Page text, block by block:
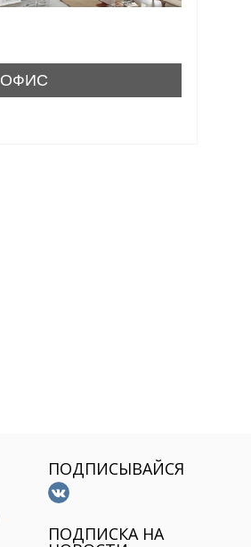
ОФИС
ПОДПИСЫВАЙСЯ
ПОДПИСКА НА